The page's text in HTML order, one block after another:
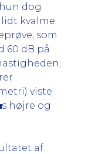
dog
kvalme.
som
60 dB på
viste
s højre og
af